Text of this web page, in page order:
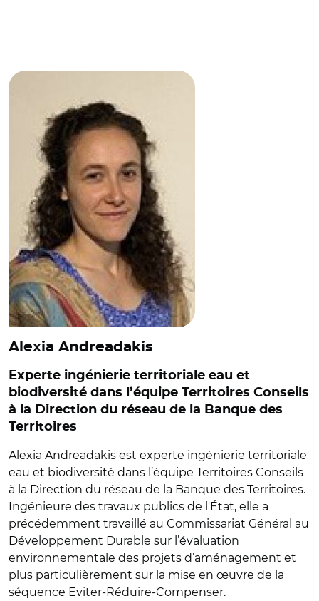
Alexia Andreadakis
Experte ingénierie territoriale eau et
biodiversité dans l’équipe Territoires Conseils
à la Direction du réseau de la Banque des
Territoires
Alexia Andreadakis est experte ingénierie territoriale
eau et biodiversité dans l’équipe Territoires Conseils
à la Direction du réseau de la Banque des Territoires.
Ingénieure des travaux publics de l'État, elle a
précédemment travaillé au Commissariat Général au
Développement Durable sur l’évaluation
environnementale des projets d’aménagement et
plus particulièrement sur la mise en œuvre de la
séquence Eviter-Réduire-Compenser.